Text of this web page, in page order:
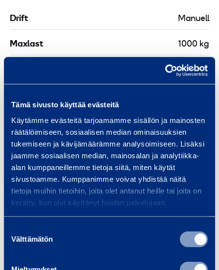
Tämä sivusto käyttää evästeitä
Käytämme evästeitä tarjoamamme sisällön ja mainosten
räätälöimiseen, sosiaalisen median ominaisuuksien
tukemiseen ja kävijämäärämme analysoimiseen. Lisäksi
jaamme sosiaalisen median, mainosalan ja analytiikka-
alan kumppaneillemme tietoja siitä, miten käytät
sivustoamme. Kumppanimme voivat yhdistää näitä
tietoja muihin tietoihin, joita olet antanut heille tai joita on
kerätty, kun olet käyttänyt heidän palvelujaan.
valinta
Välttämätön
Drift Manuell
Maxlast 1000 kg
24 kg
Bredd 150 mm
Höjd 140 mm
Liknande produkter